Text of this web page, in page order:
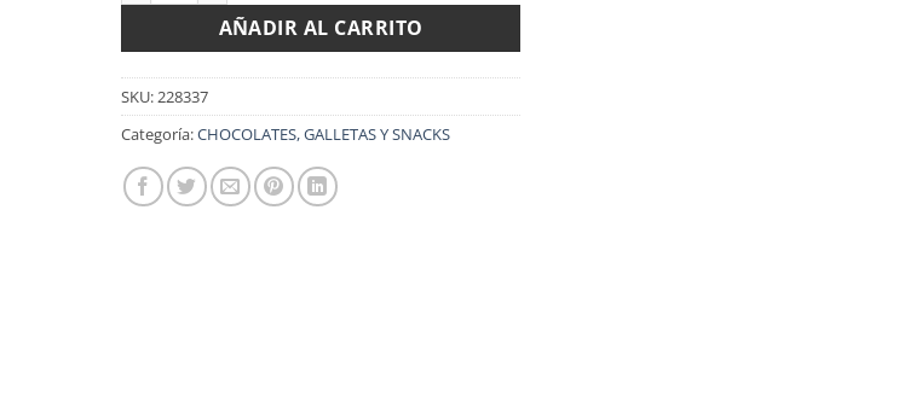
AÑADIR AL CARRITO
SKU: 228337
Categoría:CHOCOLATES, GALLETAS Y SNACKS